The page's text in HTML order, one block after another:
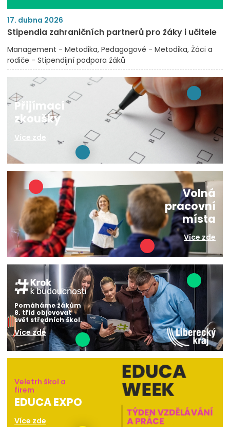
17. dubna 2026
Stipendia zahraničních partnerů pro žáky i učitele
Management - Metodika Pedagogové - Metodika Žáci a
rodiče - Stipendijní podpora žáků
Přijímací
zkoušky
Více zde
Volná
pracovní
místa
Více zde
Pomáháme žákům
8. tříd objevovat
svět středních škol.
Více zde
Veletrh škol a
firem
EDUCA EXPO
Více zde